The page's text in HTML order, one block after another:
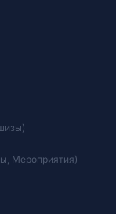
)
, Мероприятия)